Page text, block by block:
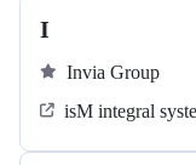
I
Invia Group
isM integral